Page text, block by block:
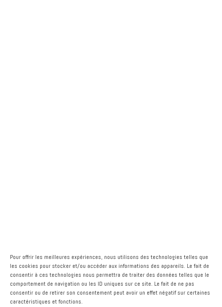
Pour offrir les meilleures expériences, nous utilisons des technologies telles que
les cookies pour stocker et/ou accéder aux informations des appareils. Le fait de
consentir à ces technologies nous permettra de traiter des données telles que le
comportement de navigation ou les ID uniques sur ce site. Le fait de ne pas
consentir ou de retirer son consentement peut avoir un effet négatif sur certaines
caractéristiques et fonctions.
Adresse
postale
Code
Postal
(Nécessaire)